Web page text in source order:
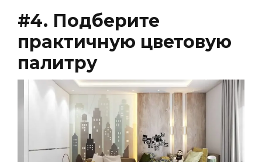
#4. Подберите
практичную цветовую
палитру